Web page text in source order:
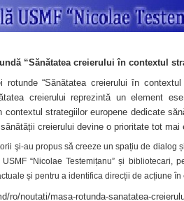
“Sănătatea creierului în contextul
“Sănătatea creierului în
creierului reprezintă un element
strategiilor europene dedicate
creierului devine o prioritate tot mai
şi-au propus să creeze un spațiu de dialog
“Nicolae Testemițanu” și bibliotecari,
și pentru a identifica direcții de acțiune
ro/noutati/masa-rotunda-sanatatea-